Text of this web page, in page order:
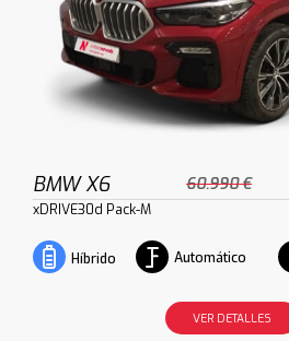
BMW X6 60.990 €
xDRIVE30d Pack-M
Híbrido Automático
VER DETALLES